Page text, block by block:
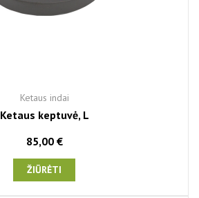
Ketaus indai
Ketaus keptuvė, L
85,00 €
ŽIŪRĖTI